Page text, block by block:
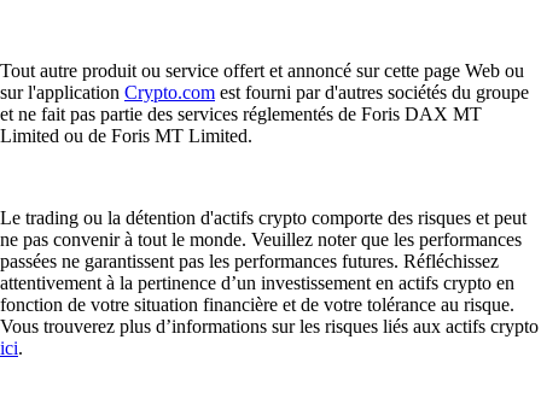
Tout autre produit ou service offert et annoncé sur cette page Web ou
sur l'application Crypto.com est fourni par d'autres sociétés du groupe
et ne fait pas partie des services réglementés de Foris DAX MT
Limited ou de Foris MT Limited.
Le trading ou la détention d'actifs crypto comporte des risques et peut
ne pas convenir à tout le monde. Veuillez noter que les performances
passées ne garantissent pas les performances futures. Réfléchissez
attentivement à la pertinence d’un investissement en actifs crypto en
fonction de votre situation financière et de votre tolérance au risque.
Vous trouverez plus d’informations sur les risques liés aux actifs crypto
ici.